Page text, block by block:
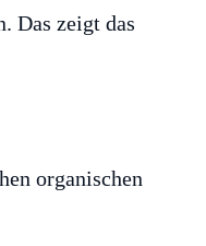
Das zeigt das